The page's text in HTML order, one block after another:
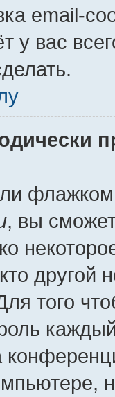
email-
у вас
, вы
другой
того